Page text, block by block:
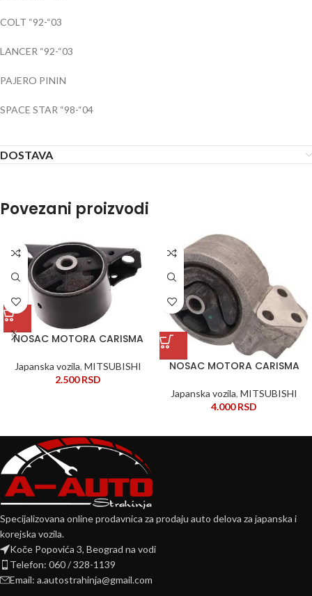
COLT “92-“03
LANCER “92-“03
PAJERO PININ
SPACE STAR “98-“04
DOSTAVA
Povezani proizvodi
NOSAC MOTORA CARISMA
Japanska vozila, MITSUBISHI
2.500RSD
NOSAC MOTORA CARISMA
Japanska vozila, MITSUBISHI
4.000RSD
Specijalizovana online prodavnica za prodaju auto delova za japanska i
korejska vozila.
Koče Popovića 3, Beograd na vodi
Telefon: 060 / 328-1139
Email: a.autostrahinja@gmail.com